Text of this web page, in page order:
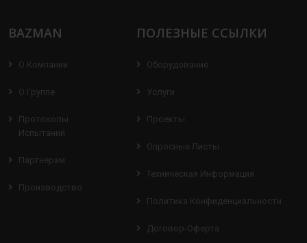
BAZMAN
О Компании
О Группе
Протоколы
Испытаний
Партнерам
Производство
ПОЛЕЗНЫЕ ССЫЛКИ
Оборудование
Услуги
Проекты
Опросные Листы
Техническая Информация
Политика Конфиденциальности
Договор-Оферта